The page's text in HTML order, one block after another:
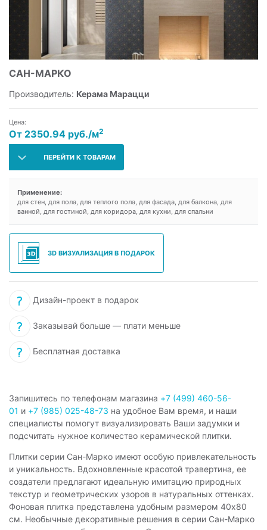
САН-МАРКО
Производитель: Керама Марацци
Цена:
От 2350.94 руб./м2
ПЕРЕЙТИ К ТОВАРАМ
Применение:
для стен, для пола, для теплого пола, для фасада, для балкона, для
ванной, для гостиной, для коридора, для кухни, для спальни
3D ВИЗУАЛИЗАЦИЯ В ПОДАРОК
Дизайн-проект в подарок
Заказывай больше — плати меньше
Бесплатная доставка
Запишитесь по телефонам магазина +7 (499) 460-56-
01 и +7 (985) 025-48-73 на удобное Вам время, и наши
специалисты помогут визуализировать Ваши задумки и
подсчитать нужное количество керамической плитки.
Плитки серии Сан-Марко имеют особую привлекательность
и уникальность. Вдохновленные красотой травертина, ее
создатели предлагают идеальную имитацию природных
текстур и геометрических узоров в натуральных оттенках.
Фоновая плитка представлена удобным размером 40x80
см. Необычные декоративные решения в серии Сан-Марко